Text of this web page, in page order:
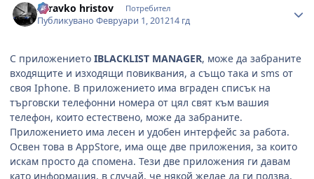
zdravko hristov Потребител
ПубликуваноФевруари 1, 201214 гд
С приложението IBLACKLIST MANAGER, може да забраните
входящите и изходящи повиквания, а също така и sms от
своя Iphone. В приложението има вграден списък на
търговски телефонни номера от цял свят към вашия
телефон, които естествено, може да забраните.
Приложението има лесен и удобен интерфейс за работа.
Освен това в AppStore, има още две приложения, за които
искам просто да спомена. Тези две приложения ги давам
като информация, в случай, че някой желае да ги ползва.